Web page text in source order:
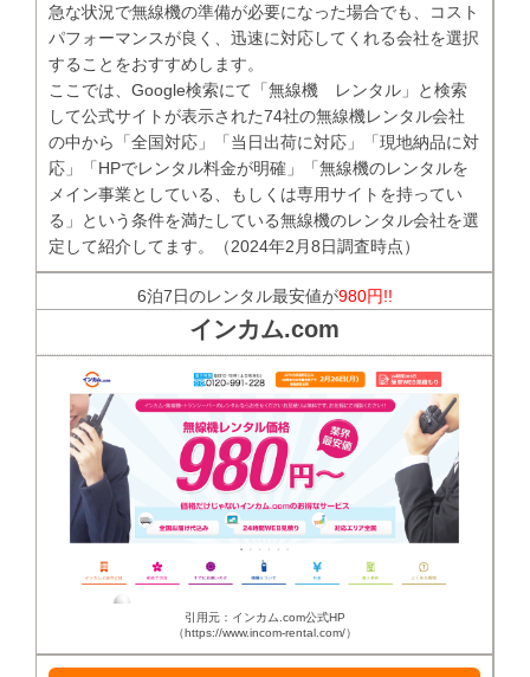
急な状況で無線機の準備が必要になった場合でも、コスト
パフォーマンスが良く、迅速に対応してくれる会社を選択
することをおすすめします。
ここでは、Google検索にて「無線機 レンタル」と検索
して公式サイトが表示された74社の無線機レンタル会社
の中から「全国対応」「当日出荷に対応」「現地納品に対
応」「HPでレンタル料金が明確」「無線機のレンタルを
メイン事業としている、もしくは専用サイトを持ってい
る」という条件を満たしている無線機のレンタル会社を選
定して紹介してます。（2024年2月8日調査時点）
6泊7日のレンタル最安値が980円!!
インカム.com
引用元：インカム.com公式HP
（https://www.incom-rental.com/）